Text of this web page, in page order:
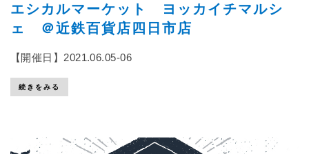
エシカルマーケット ヨッカイチマルシ
ェ ＠近鉄百貨店四日市店
【開催日】2021.06.05-06
続きをみる